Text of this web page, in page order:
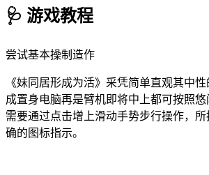
🩺 游戏教程
尝试基本操制造作
《妹同居形成为活》采凭简单直观其中
成置身电脑再是臂机即将中上都可按照
需要通过点击增上滑动手势步行操作，
确的图标指示。